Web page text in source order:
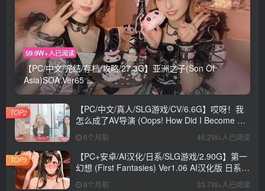
59.9W+人已阅读
【PC/中文/完结/存档/攻略/27.3G】亚洲之子(Son Of
Asia)SOA Ver65 ...
【PC/中文/真人/SLG游戏/CV/6.6G】哎呀！我
怎么成了AV导演 (Oops! How Did I Become An
AV Director?) Ver0.1.1 中文版+真人SLG游戏
+CV+6.6G
6个月前 46.2W+人已阅读
TOP2
【PC+安卓/AI汉化/日系/SLG游戏/2.90G】第一
幻想 (First Fantasies) Ver1.06 AI汉化版 日系
SLG游戏+2.90G
8个月前 33.7W+人已阅读
TOP3